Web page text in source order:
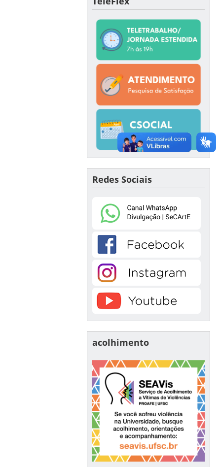
Redes Sociais
acolhimento